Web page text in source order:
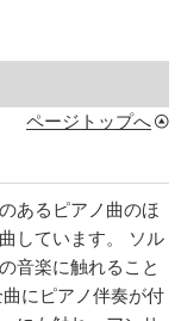
ページトップへ
あるピアノ曲のほ
しています。 ソル
音楽に触れること
にピアノ伴奏が付